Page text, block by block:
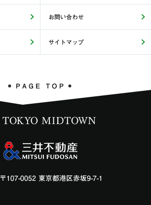
お問い合わせ
サイトマップ
PAGE TOP
〒107-0052 東京都港区赤坂9-7-1